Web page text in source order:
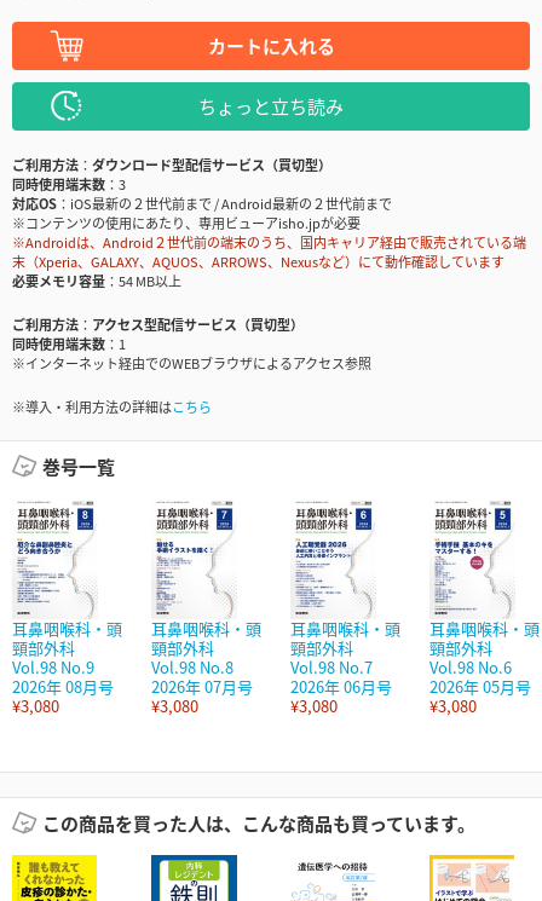
カートに入れる
ちょっと立ち読み
ご利用方法
ダウンロード型配信サービス（買切型）
同時使用端末数
3
対応OS
iOS最新の２世代前まで / Android最新の２世代前まで
※コンテンツの使用にあたり、専用ビューアisho.jpが必要
※Androidは、Android２世代前の端末のうち、国内キャリア経由で販売されている端
末（Xperia、GALAXY、AQUOS、ARROWS、Nexusなど）にて動作確認しています
必要メモリ容量
54 MB以上
ご利用方法
アクセス型配信サービス（買切型）
同時使用端末数
1
※インターネット経由でのWEBブラウザによるアクセス参照
※導入・利用方法の詳細はこちら
巻号一覧
耳鼻咽喉科・頭
頸部外科
Vol.98 No.9
2026年 08月号
¥3,080
耳鼻咽喉科・頭
頸部外科
Vol.98 No.8
2026年 07月号
¥3,080
耳鼻咽喉科・頭
頸部外科
Vol.98 No.7
2026年 06月号
¥3,080
耳鼻咽喉科・頭
頸部外科
Vol.98 No.6
2026年 05月号
¥3,080
この商品を買った人は、こんな商品も買っています。